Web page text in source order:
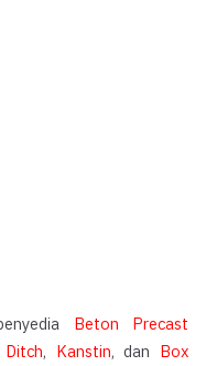
Beton Precast
Ditch, Kanstin, dan Box